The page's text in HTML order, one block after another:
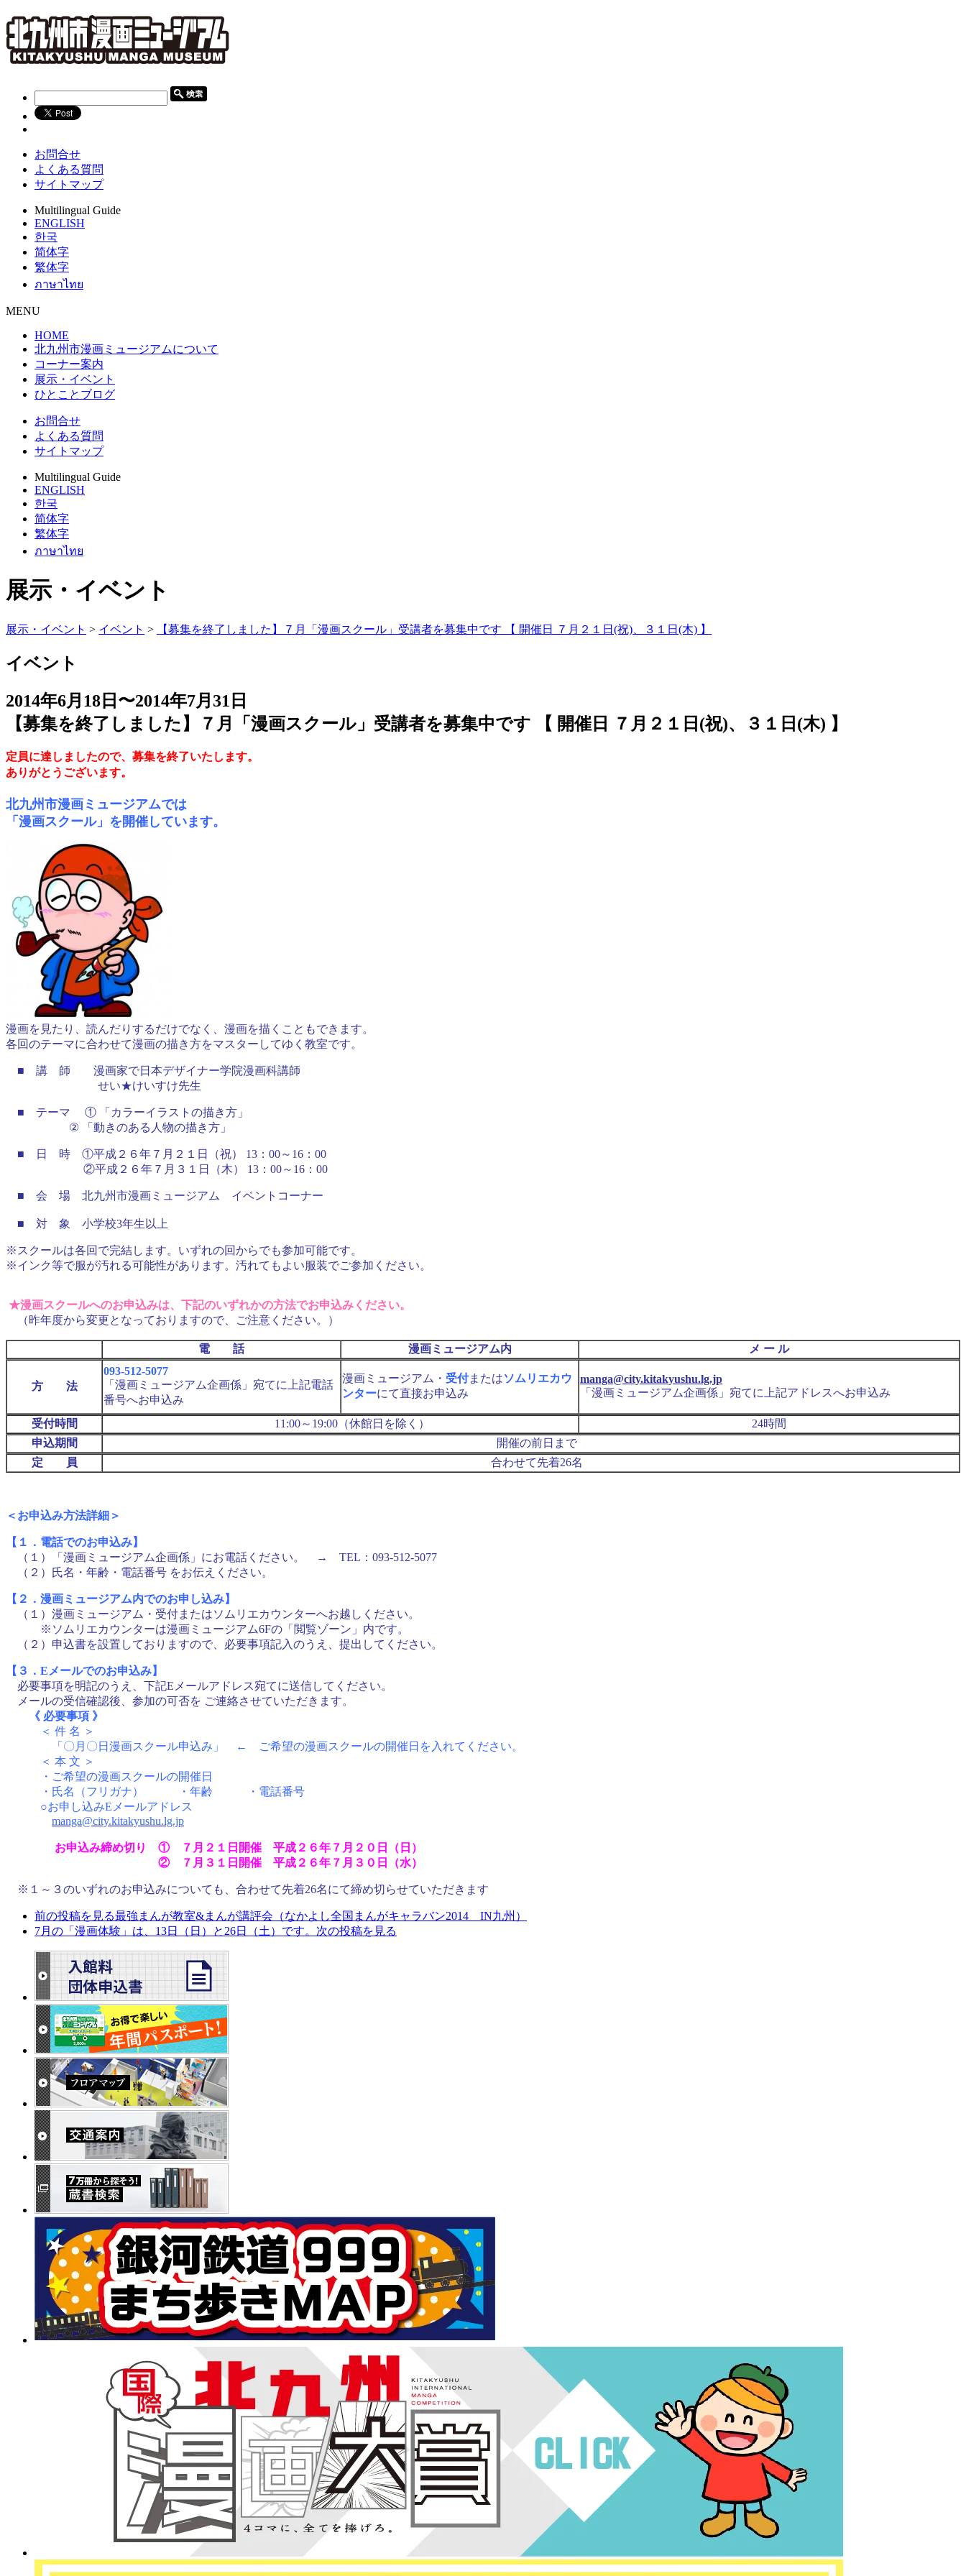
お問合せ
よくある質問
サイトマップ
Multilingual Guide
ENGLISH
한국
简体字
繁体字
ภาษาไทย
MENU
HOME
北九州市漫画ミュージアムについて
コーナー案内
展示・イベント
ひとことブログ
お問合せ
よくある質問
サイトマップ
Multilingual Guide
ENGLISH
한국
简体字
繁体字
ภาษาไทย
展示・イベント
展示・イベント > イベント > 【募集を終了しました】７月「漫画スクール」受講者を募集中です 【 開催日 ７月２１日(祝)、３１日(木) 】
イベント
2014年6月18日〜2014年7月31日
【募集を終了しました】７月「漫画スクール」受講者を募集中です 【 開催日 ７月２１日(祝)、３１日(木) 】
定員に達しましたので、募集を終了いたします。
ありがとうございます。
北九州市漫画ミュージアムでは
「漫画スクール」を開催しています。
漫画を見たり、読んだりするだけでなく、漫画を描くこともできます。
各回のテーマに合わせて漫画の描き方をマスターしてゆく教室です。
■ 講 師 漫画家で日本デザイナー学院漫画科講師
せい★けいすけ先生
■ テーマ ① 「カラーイラストの描き方」
② 「動きのある人物の描き方」
■ 日 時 ①平成２６年７月２１日（祝） 13：00～16：00
②平成２６年７月３１日（木） 13：00～16：00
■ 会 場 北九州市漫画ミュージアム イベントコーナー
■ 対 象 小学校3年生以上
※スクールは各回で完結します。いずれの回からでも参加可能です。
※インク等で服が汚れる可能性があります。汚れてもよい服装でご参加ください。
★漫画スクールへのお申込みは、下記のいずれかの方法でお申込みください。
（昨年度から変更となっておりますので、ご注意ください。）
電 話 漫画ミュージアム内 メ ー ル
方 法
093-512-5077
「漫画ミュージアム企画係」宛てに上記電話
番号へお申込み
漫画ミュージアム・ 受付またはソムリエカウ
ンターにて直接お申込み
manga@city.kitakyushu.lg.jp
「漫画ミュージアム企画係」宛てに上記アドレスへお申込み
受付時間 11:00～19:00（休館日を除く）
24時間
申込期間
開催の前日まで
定 員
合わせて先着26名
＜お申込み方法詳細＞
【１．電話でのお申込み】
（１）「漫画ミュージアム企画係」にお電話ください。 → TEL：093-512-5077
（２）氏名・年齢・電話番号 をお伝えください。
【２．漫画ミュージアム内でのお申し込み】
（１）漫画ミュージアム・受付またはソムリエカウンターへお越しください。
※ソムリエカウンターは漫画ミュージアム6Fの「閲覧ゾーン」内です。
（２）申込書を設置しておりますので、必要事項記入のうえ、提出してください。
【３．Eメールでのお申込み】
必要事項を明記のうえ、下記Eメールアドレス宛てに送信してください。
メールの受信確認後、参加の可否を ご連絡させていただきます。
《 必要事項 》
＜ 件 名 ＞
「〇月〇日漫画スクール申込み」 ← ご希望の漫画スクールの開催日を入れてください。
＜ 本 文 ＞
・ご希望の漫画スクールの開催日
・氏名（フリガナ） ・年齢 ・電話番号
○お申し込みEメールアドレス
manga@city.kitakyushu.lg.jp
お申込み締め切り ① ７月２１日開催 平成２６年７月２０日（日）
② ７月３１日開催 平成２６年７月３０日（水）
※１～３のいずれのお申込みについても、合わせて先着26名にて締め切らせていただきます
前の投稿を見る最強まんが教室&まんが講評会（なかよし全国まんがキャラバン2014 IN九州）
7月の「漫画体験」は、13日（日）と26日（土）です。 次の投稿を見る